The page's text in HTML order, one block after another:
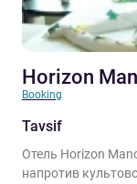
Horizon
Booking
Tavsif
Отель Horizon
напротив